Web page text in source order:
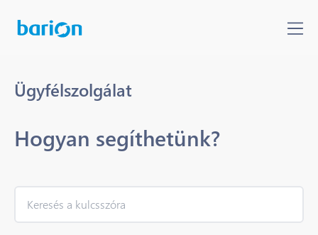
Ügyfélszolgálat
Hogyan segíthetünk?